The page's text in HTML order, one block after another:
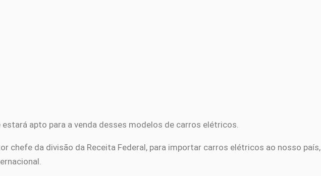
apto para a venda desses modelos de carros elétricos.
chefe da divisão da Receita Federal, para importar carros elétricos ao nosso